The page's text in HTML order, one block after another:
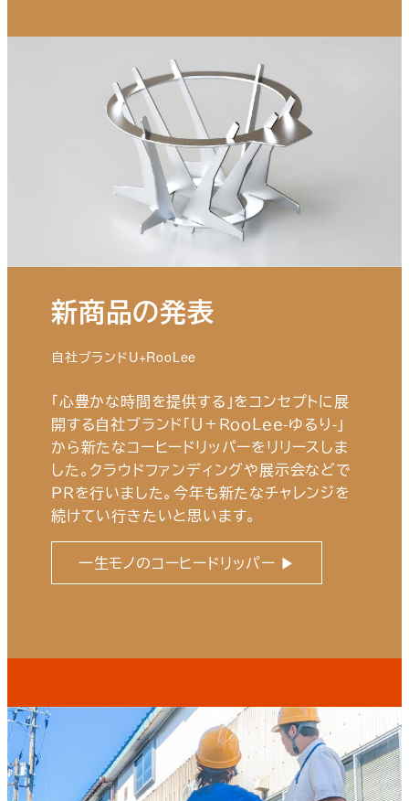
新商品の発表
自社ブランドU+RooLee
「心豊かな時間を提供する」をコンセプトに展
開する自社ブランド「Ｕ＋ＲｏｏＬｅｅ-ゆるり-」
から新たなコーヒードリッパーをリリースしま
した。クラウドファンディングや展示会などで
ＰＲを行いました。今年も新たなチャレンジを
続けてい行きたいと思います。
一生モノのコーヒードリッパー ▶